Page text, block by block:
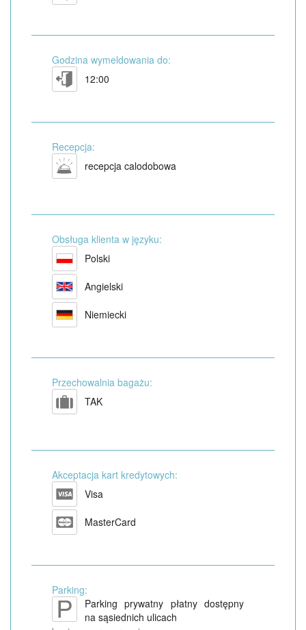
Godzina wymeldowania do:
12:00
Recepcja:
recepcja calodobowa
Obsługa klienta w języku:
Polski
Angielski
Niemiecki
Przechowalnia bagażu:
TAK
Akceptacja kart kredytowych:
Visa
MasterCard
Parking:
Parking prywatny płatny dostępny
na sąsiednich ulicach